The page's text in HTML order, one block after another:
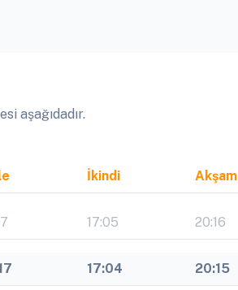
aşağıdadır.
İkindi Akşam
17:05 20:16
17:04 20:15